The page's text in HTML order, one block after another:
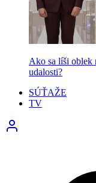
Ako sa líši oblek
udalosti?
SÚŤAŽE
TV